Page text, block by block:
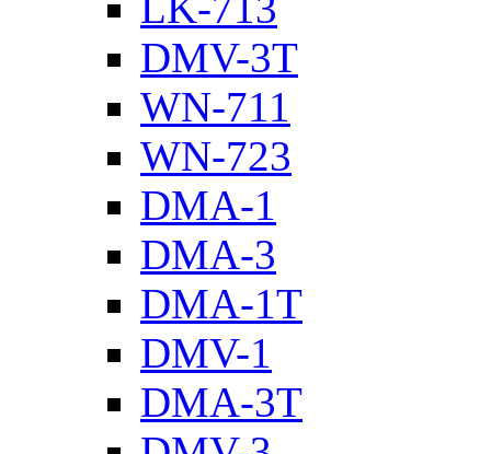
DMV-3T
WN-711
WN-723
DMA-1
DMA-3
DMA-1T
DMV-1
DMА-3T